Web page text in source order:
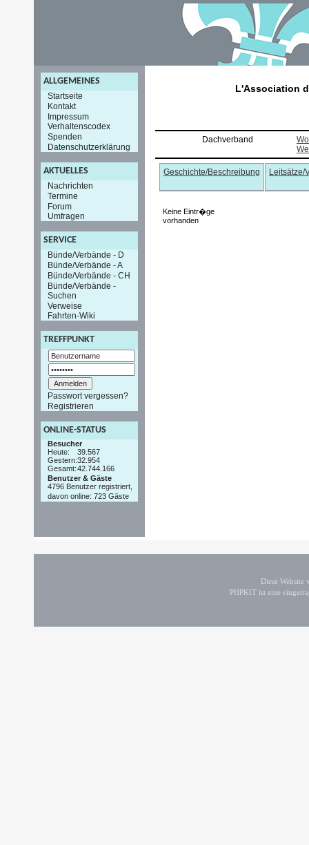
ALLGEMEINES
Startseite
Kontakt
Impressum
Verhaltenscodex
Spenden
Datenschutzerklärung
AKTUELLES
Nachrichten
Termine
Forum
Umfragen
SERVICE
Bünde/Verbände - D
Bünde/Verbände - A
Bünde/Verbände - CH
Bünde/Verbände -
Suchen
Verweise
Fahrten-Wiki
TREFFPUNKT
Passwort vergessen?
Registrieren
ONLINE-STATUS
Besucher
Heute:
39.567
Gestern:32.954
Gesamt:42.744.166
Benutzer & Gäste
4796 Benutzer registriert,
davon online: 723 Gäste
L'Association
Dachverband
Geschichte/Beschreibung Leitsätze/
Keine Eintr�ge
vorhanden
Diese
PHPKIT ist eine